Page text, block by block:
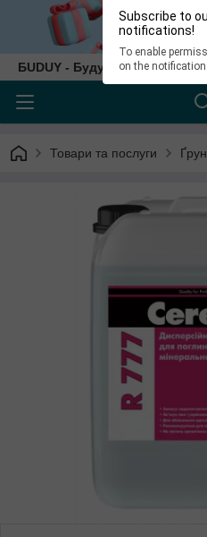
Subscribe to
notifications!
To enable
on the
БUDUY - Будуй як собі!
Товари та послуги